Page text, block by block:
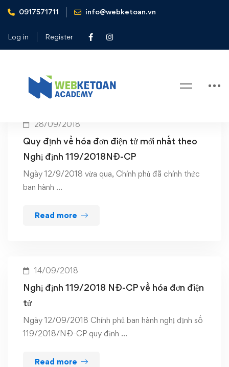
0917571711 info@webketoan.vn
Log in Register
Home nghị định về hóa đơn điện tử
Tag: nghị định về hóa đơn điện tử
28/09/2018
Quy định về hóa đơn điện tử mới nhất theo
Nghị định 119/2018NĐ-CP
Ngày 12/9/2018 vừa qua, Chính phủ đã chính thức
ban hành …
Read more
14/09/2018
Nghị định 119/2018 NĐ-CP về hóa đơn điện
tử
Ngày 12/09/2018 Chính phủ ban hành nghị định số
119/2018/NĐ-CP quy định …
Read more